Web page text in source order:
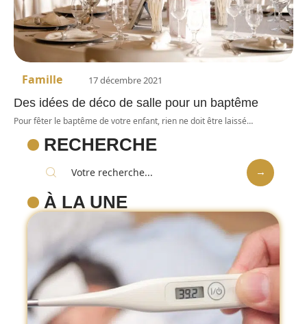
Famille 17 décembre 2021
Des idées de déco de salle pour un baptême
Pour fêter le baptême de votre enfant, rien ne doit être laissé…
RECHERCHE
À LA UNE